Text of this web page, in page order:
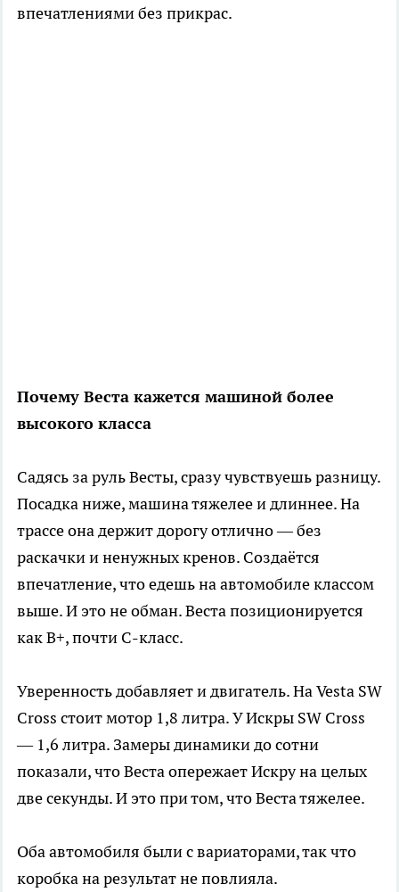
впечатлениями без прикрас.
Почему Веста кажется машиной более
высокого класса
Садясь за руль Весты, сразу чувствуешь разницу.
Посадка ниже, машина тяжелее и длиннее. На
трассе она держит дорогу отлично — без
раскачки и ненужных кренов. Создаётся
впечатление, что едешь на автомобиле классом
выше. И это не обман. Веста позиционируется
как В+, почти С-класс.
Уверенность добавляет и двигатель. На Vesta SW
Cross стоит мотор 1,8 литра. У Искры SW Cross
— 1,6 литра. Замеры динамики до сотни
показали, что Веста опережает Искру на целых
две секунды. И это при том, что Веста тяжелее.
Оба автомобиля были с вариаторами, так что
коробка на результат не повлияла.